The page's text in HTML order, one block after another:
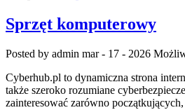
Sprzęt komputerowy
Posted by admin mar - 17 - 2026
Cyberhub.pl to dynamiczna strona
także szeroko rozumiane
zainteresować zarówno